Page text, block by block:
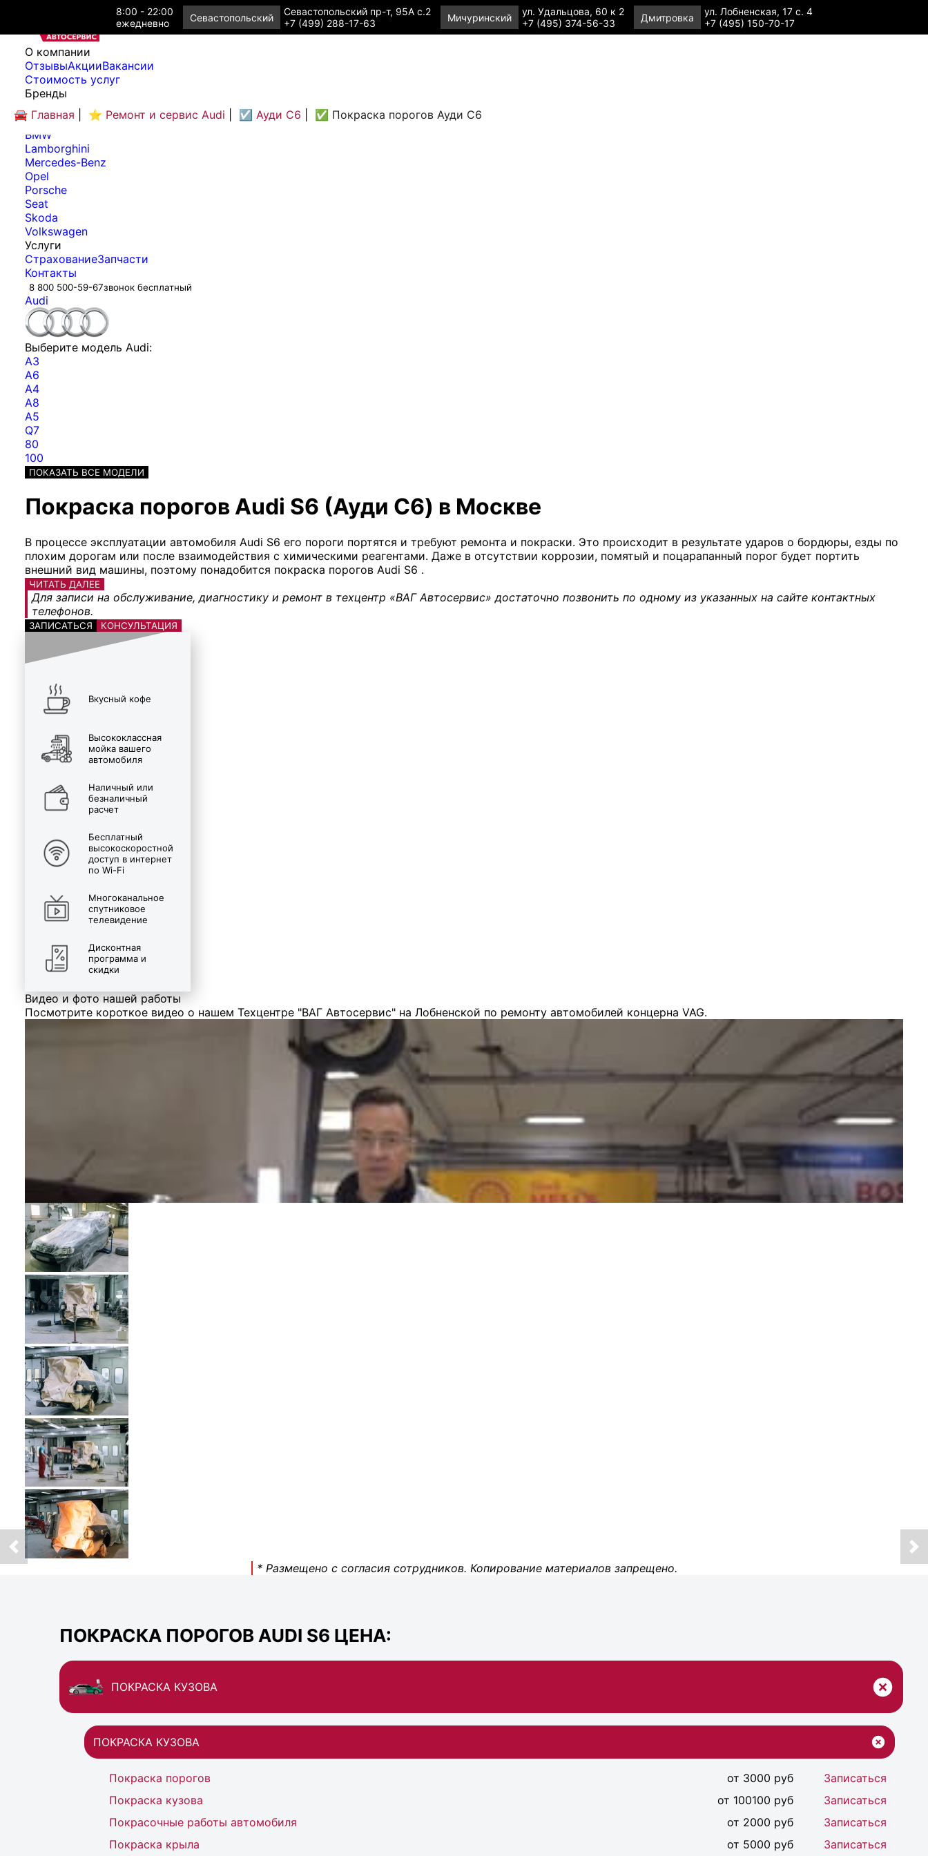
8:00 - 22:00
ежедневно
Севастопольский
Севастопольский пр-т, 95А с.2
+7 (499) 288-17-63
Мичуринский
ул. Удальцова, 60 к 2
+7 (495) 374-56-33
Дмитровка
ул. Лобненская, 17 с. 4
+7 (495) 150-70-17
O компании
ОтзывыАкцииВакансии
Cтоимость услуг
Бренды
Audi
Bentley
BMW
Lamborghini
Mercedes-Benz
Opel
Porsche
Seat
Skoda
Volkswagen
Услуги
СтрахованиеЗапчасти
Контакты
8 800 500-59-67звонок бесплатный
🚘 Главная ⭐ Ремонт и сервис Audi ☑️ Ауди С6 ✅ Покраска порогов Ауди С6
Audi
Выберите модель Audi:
A3
A6
A4
A8
A5
Q7
80
100
ПОКАЗАТЬ ВСЕ МОДЕЛИ
Покраска порогов Audi S6 (Ауди С6) в Москве
В процессе эксплуатации автомобиля Audi S6 его пороги портятся и требуют ремонта и покраски. Это происходит в результате ударов о бордюры, езды по
плохим дорогам или после взаимодействия с химическими реагентами. Даже в отсутствии коррозии, помятый и поцарапанный порог будет портить
внешний вид машины, поэтому понадобится покраска порогов Audi S6 .
ЧИТАТЬ ДАЛЕЕ
Для записи на обслуживание, диагностику и ремонт в техцентр «ВАГ Автосервис» достаточно позвонить по одному из указанных на сайте контактных
телефонов.
ЗАПИСАТЬСЯ КОНСУЛЬТАЦИЯ
Вкусный кофе
Высококлассная
мойка вашего
автомобиля
Наличный или
безналичный
расчет
Бесплатный
высокоскоростной
доступ в интернет
по Wi-Fi
Многоканальное
спутниковое
телевидение
Дисконтная
программа и
скидки
Видео и фото нашей работы
Посмотрите короткое видео о нашем Техцентре "ВАГ Автосервис" на Лобненской по ремонту автомобилей концерна VAG.
* Размещено с согласия сотрудников. Копирование материалов запрещено.
ПОКРАСКА ПОРОГОВ AUDI S6 ЦЕНА:
ПОКРАСКА КУЗОВА
ПОКРАСКА КУЗОВА
Покраска порогов от 3000 руб
Записаться
Покраска кузова
от 100100 руб
Записаться
Покрасочные работы автомобиля
от 2000 руб
Записаться
Покраска крыла
от 5000 руб Записаться